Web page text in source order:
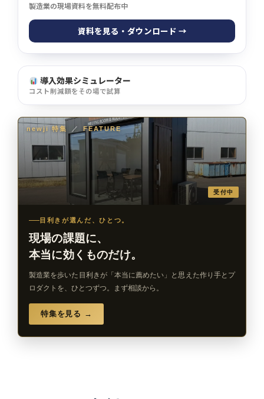
製造業の現場資料を無料配布中
資料を見る・ダウンロード →
導入効果シミュレーター
コスト削減額をその場で試算
newji 特集 ／ FEATURE
受付中
目利きが選んだ、ひとつ。
現場の課題に、
本当に効くものだけ。
製造業を歩いた目利きが「本当に薦めたい」と思えた作り手とプ
ロダクトを、ひとつずつ。まず相談から。
特集を見る →